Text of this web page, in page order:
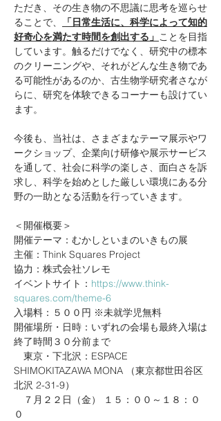
ただき、その生き物の不思議に思考を巡らせ
ることで、
「日常生活に、科学によって知的
好奇心を満たす時間を創出する」 ことを目指
しています。触るだけでなく、研究中の標本
のクリーニングや、それがどんな生き物であ
る可能性があるのか、古生物学研究者さなが
らに、研究を体験できるコーナーも設けてい
ます。
今後も、当社は、さまざまなテーマ展示やワ
ークショップ、企業向け研修や展示サービス
を通して、社会に科学の楽しさ、面白さを訴
求し、科学を始めとした厳しい環境にある分
野の一助となる活動を行っていきます。
＜開催概要＞
開催テーマ：むかしといまのいきもの展
主催：Think Squares Project
協力：株式会社ソレモ
イベントサイト： https://www.think-
squares.com/theme-6
入場料：５００円 ※未就学児無料
開催場所・日時：いずれの会場も最終入場は
終了時間３０分前まで
東京・下北沢：ESPACE
SHIMOKITAZAWA MONA （東京都世田谷区
北沢 2-31-9）
７月２２日（金） １５：００～１８：０
０